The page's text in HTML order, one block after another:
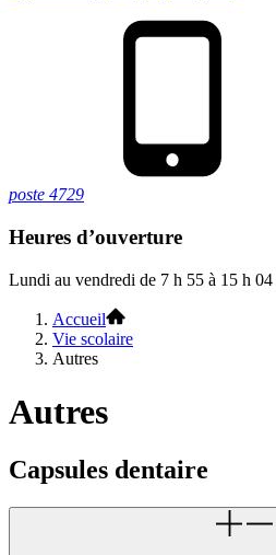
poste 4729
Heures d’ouverture
Lundi au vendredi de 7 h 55 à 15 h 04
Accueil
Vie scolaire
Autres
Autres
Capsules dentaire